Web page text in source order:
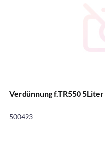
Verdünnung f.TR550 5Liter
500493